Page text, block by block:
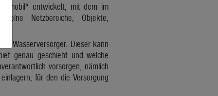
entwickelt, mit dem im
Netzbereiche, Objekte,
Wasserversorger. Dieser kann
genau geschieht und welche
vorsorgen, nämlich
für den die Versorgung